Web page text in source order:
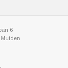
6
Muiden